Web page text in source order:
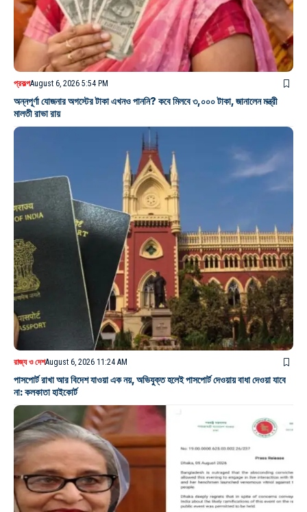
প্রকল্পAugust 6, 2026 5:54 PM
অন্নপূর্ণা যোজনার অগস্টের টাকা এখনও পাননি? কবে মিলবে ৩,০০০ টাকা, জানালেন মন্ত্রী
মালতী রাভা রায়
রাজ্য ও দেশAugust 6, 2026 11:24 AM
পাসপোর্ট রাখা আর বিদেশ যাওয়া এক নয়, অভিযুক্ত হলেই পাসপোর্ট দেওয়ায় বাধা দেওয়া যাবে
না: কলকাতা হাইকোর্ট